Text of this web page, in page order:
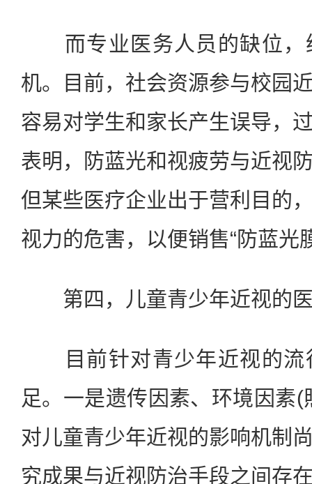
而专业医务人员的缺位，
机。目前，社会资源参与校园
容易对学生和家长产生误导，
表明，防蓝光和视疲劳与近视
但某些医疗企业出于营利目的
视力的危害，以便销售“防蓝光
第四，儿童青少年近视的医
目前针对青少年近视的流
足。一是遗传因素、环境因素
对儿童青少年近视的影响机制
究成果与近视防治手段之间存